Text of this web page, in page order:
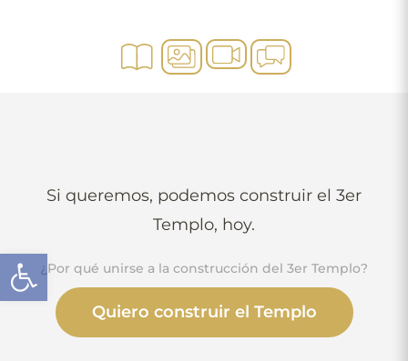
Si queremos, podemos construir el 3er
Templo, hoy.
¿Por qué unirse a la construcción del 3er Templo?
Quiero construir el Templo
Open toolbar